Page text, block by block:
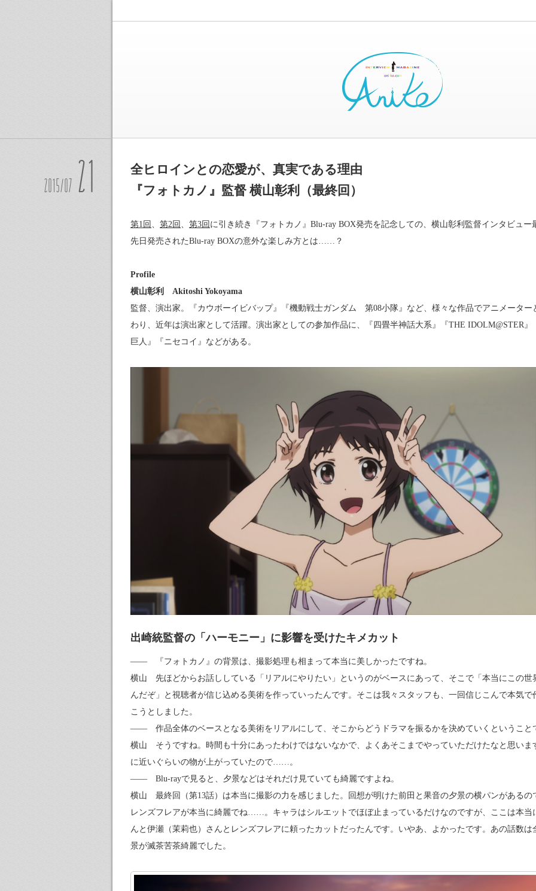
全ヒロインとの恋愛が、真実である理由
『フォトカノ』監督 横山彰利（最終回）
2015/07 21
第1回 、第2回 、第3回 に引き続き『フォトカノ』Blu-ray BOX発売を記念しての、横山彰利監督インタビュー
先日発売されたBlu-ray BOXの意外な楽しみ方とは……？
Profile
横山彰利 Akitoshi Yokoyama
監督、演出家。『カウボーイビバップ』『機動戦士ガンダム 第08小隊』など、様々な作品でアニメーター
わり、近年は演出家として活躍。演出家としての参加作品に、『四畳半神話大系』『THE IDOLM@STER』
巨人』『ニセコイ』などがある。
出崎統監督の「ハーモニー」に影響を受けたキメカット
—— 『フォトカノ』の背景は、撮影処理も相まって本当に美しかったですね。
横山 先ほどからお話ししている「リアルにやりたい」というのがベースにあって、そこで「本当にこの世
んだぞ」と視聴者が信じ込める美術を作っていったんです。そこは我々スタッフも、一回信じこんで本気で
こうとしました。
—— 作品全体のベースとなる美術をリアルにして、そこからどうドラマを振るかを決めていくということ
横山 そうですね。時間も十分にあったわけではないなかで、よくあそこまでやっていただけたなと思いま
に近いぐらいの物が上がっていたので……。
—— Blu-rayで見ると、夕景などはそれだけ見ていても綺麗ですよね。
横山 最終回（第13話）は本当に撮影の力を感じました。回想が明けた前田と果音の夕景の横パンがあるの
レンズフレアが本当に綺麗でね……。キャラはシルエットでほぼ止まっているだけなのですが、ここは本当
んと伊瀬（茉莉也）さんとレンズフレアに頼ったカットだったんです。いやあ、よかったです。あの話数は
景が滅茶苦茶綺麗でした。